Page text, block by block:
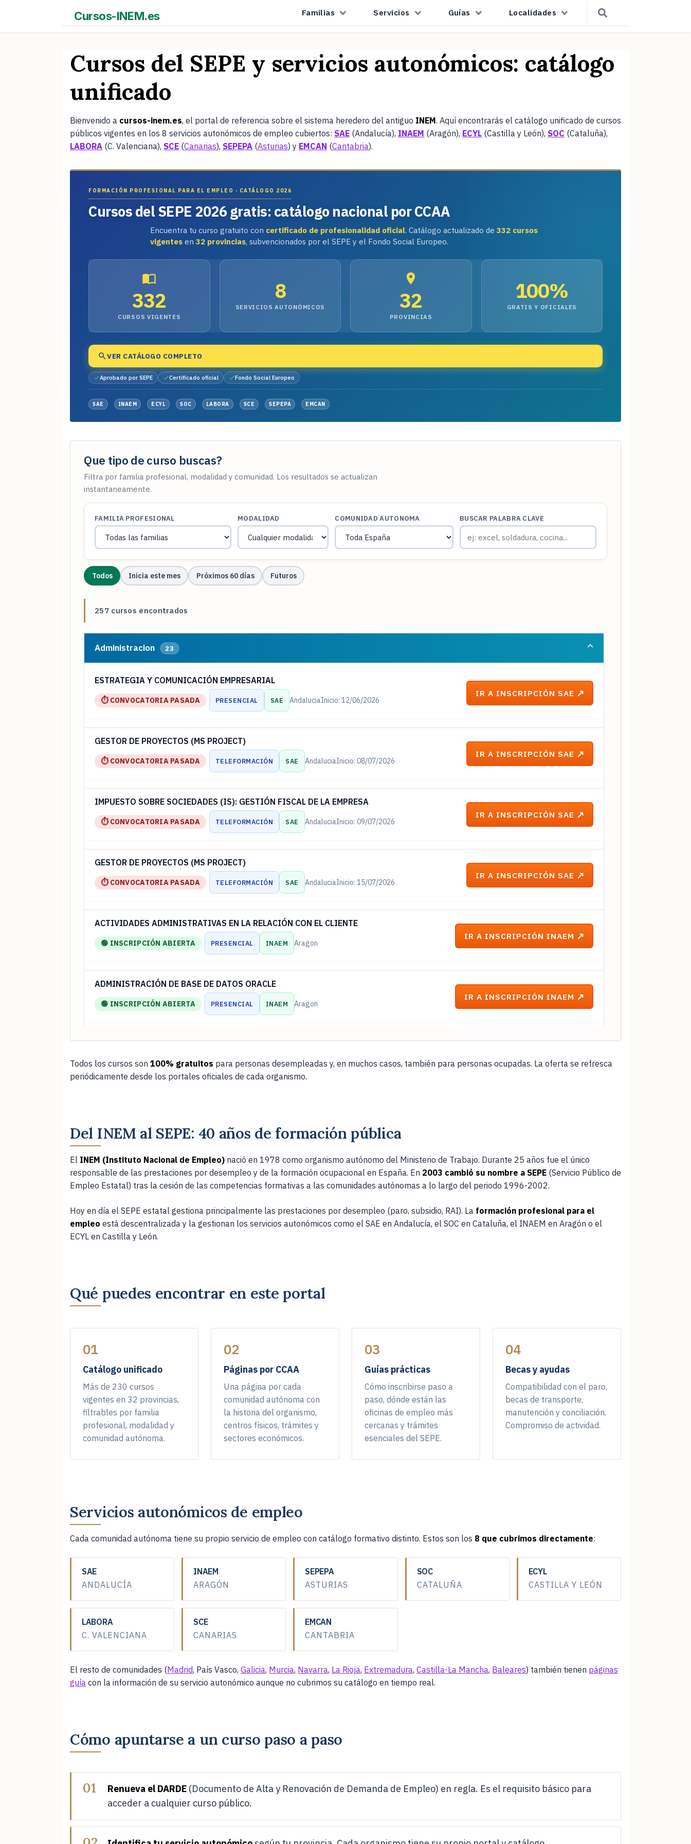
contenido
Cursos-INEM.es Familias Servicios Guías Localidades
Cursos del SEPE y servicios autonómicos: catálogo
unificado
Bienvenido a cursos-inem.es, el portal de referencia sobre el sistema heredero del antiguo INEM. Aquí encontrarás el catálogo unificado de cursos
públicos vigentes en los 8 servicios autonómicos de empleo cubiertos: SAE (Andalucía), INAEM (Aragón), ECYL (Castilla y León), SOC (Cataluña),
LABORA (C. Valenciana), SCE (Canarias), SEPEPA (Asturias) y EMCAN (Cantabria).
FORMACIÓN PROFESIONAL PARA EL EMPLEO · CATÁLOGO 2026
Cursos del SEPE 2026 gratis: catálogo nacional por CCAA
Encuentra tu curso gratuito con certificado de profesionalidad oficial. Catálogo actualizado de 332 cursos
vigentes en 32 provincias, subvencionados por el SEPE y el Fondo Social Europeo.
332
CURSOS VIGENTES
8
SERVICIOS AUTONÓMICOS 32
PROVINCIAS
100%
GRATIS Y OFICIALES
VER CATÁLOGO COMPLETO
Aprobado por SEPE Certificado oficial Fondo Social Europeo
SAE INAEM ECYL SOC LABORA SCE SEPEPA EMCAN
Que tipo de curso buscas?
Filtra por familia profesional, modalidad y comunidad. Los resultados se actualizan
instantaneamente.
FAMILIA PROFESIONAL MODALIDAD COMUNIDAD AUTONOMA BUSCAR PALABRA CLAVE
Todos Inicia este mes Próximos 60 días Futuros
257 cursos encontrados
Administracion 23
ESTRATEGIA Y COMUNICACIÓN EMPRESARIAL
⏱ CONVOCATORIA PASADA PRESENCIAL SAE AndaluciaInicio: 12/06/2026
IR A INSCRIPCIÓN SAE
GESTOR DE PROYECTOS (MS PROJECT)
⏱ CONVOCATORIA PASADA TELEFORMACIÓN SAE AndaluciaInicio: 08/07/2026
IR A INSCRIPCIÓN SAE
IMPUESTO SOBRE SOCIEDADES (IS): GESTIÓN FISCAL DE LA EMPRESA
⏱ CONVOCATORIA PASADA TELEFORMACIÓN SAE AndaluciaInicio: 09/07/2026
IR A INSCRIPCIÓN SAE
GESTOR DE PROYECTOS (MS PROJECT)
⏱ CONVOCATORIA PASADA TELEFORMACIÓN SAE AndaluciaInicio: 15/07/2026
IR A INSCRIPCIÓN SAE
ACTIVIDADES ADMINISTRATIVAS EN LA RELACIÓN CON EL CLIENTE
🟢 INSCRIPCIÓN ABIERTA PRESENCIAL INAEM Aragon
IR A INSCRIPCIÓN INAEM
ADMINISTRACIÓN DE BASE DE DATOS ORACLE
🟢 INSCRIPCIÓN ABIERTA PRESENCIAL INAEM Aragon
IR A INSCRIPCIÓN INAEM
🟢 INSCRIPCIÓN ABIERTA PRESENCIAL INAEM Aragon
IR A INSCRIPCIÓN INAEM
ADMINISTRACIÓN ELECTRÓNICA PARA CIUDADANOS Y PROFESIONALES
🟢 INSCRIPCIÓN ABIERTA PRESENCIAL INAEM Aragon
IR A INSCRIPCIÓN INAEM
ADMINISTRACIÓN ELECTRÓNICA PARA CIUDADANOS Y PROFESIONALES
ADMINISTRACIÓN ELECTRÓNICA PARA CIUDADANOS Y PROFESIONALES
ADMINISTRACIÓN Y AMPLIACIÓN DE MICROSOFT 365 COPILOT - MS-4017
🟢 INSCRIPCIÓN ABIERTA PRESENCIAL INAEM Aragon
ADMINISTRACIÓN Y AMPLIACIÓN DE MICROSOFT 365 COPILOT - MS-4017
🟢 INSCRIPCIÓN ABIERTA PRESENCIAL INAEM Aragon
IR A INSCRIPCIÓN INAEM
IR A INSCRIPCIÓN INAEM
CONTABILIDAD AVANZADA
🟢 INSCRIPCIÓN ABIERTA TELEFORMACIÓN INAEM Aragon
IR A INSCRIPCIÓN INAEM
CONTABILIDAD BÁSICA
🟢 INSCRIPCIÓN ABIERTA TELEFORMACIÓN INAEM Aragon
IR A INSCRIPCIÓN INAEM
CONTABILIDAD INFORMATIZADA
🟢 INSCRIPCIÓN ABIERTA PRESENCIAL INAEM Aragon
IR A INSCRIPCIÓN INAEM
Todos los cursos son 100% gratuitos para personas desempleadas y, en muchos casos, también para personas ocupadas. La oferta se refresca
periódicamente desde los portales oficiales de cada organismo.
Del INEM al SEPE: 40 años de formación pública
El INEM (Instituto Nacional de Empleo) nació en 1978 como organismo autónomo del Ministerio de Trabajo. Durante 25 años fue el único
responsable de las prestaciones por desempleo y de la formación ocupacional en España. En 2003 cambió su nombre a SEPE (Servicio Público de
Empleo Estatal) tras la cesión de las competencias formativas a las comunidades autónomas a lo largo del periodo 1996-2002.
Hoy en día el SEPE estatal gestiona principalmente las prestaciones por desempleo (paro, subsidio, RAI). La formación profesional para el
empleo está descentralizada y la gestionan los servicios autonómicos como el SAE en Andalucía, el SOC en Cataluña, el INAEM en Aragón o el
ECYL en Castilla y León.
Qué puedes encontrar en este portal
01
Catálogo unificado
Más de 230 cursos
vigentes en 32 provincias,
filtrables por familia
profesional, modalidad y
comunidad autónoma.
02
Páginas por CCAA
Una página por cada
comunidad autónoma con
la historia del organismo,
centros físicos, trámites y
sectores económicos.
03
Guías prácticas
Cómo inscribirse paso a
paso, dónde están las
oficinas de empleo más
cercanas y trámites
esenciales del SEPE.
04
Becas y ayudas
Compatibilidad con el paro,
becas de transporte,
manutención y conciliación.
Compromiso de actividad.
Servicios autonómicos de empleo
Cada comunidad autónoma tiene su propio servicio de empleo con catálogo formativo distinto. Estos son los 8 que cubrimos directamente:
SAE
ANDALUCÍA
INAEM
ARAGÓN
SEPEPA
ASTURIAS
SOC
CATALUÑA
ECYL
CASTILLA Y LEÓN
LABORA
C. VALENCIANA
SCE
CANARIAS
EMCAN
CANTABRIA
El resto de comunidades (Madrid, País Vasco, Galicia, Murcia, Navarra, La Rioja, Extremadura, Castilla-La Mancha, Baleares) también tienen páginas
guía con la información de su servicio autonómico aunque no cubrimos su catálogo en tiempo real.
Cómo apuntarse a un curso paso a paso
Renueva el DARDE (Documento de Alta y Renovación de Demanda de Empleo) en regla. Es el requisito básico para
acceder a cualquier curso público.